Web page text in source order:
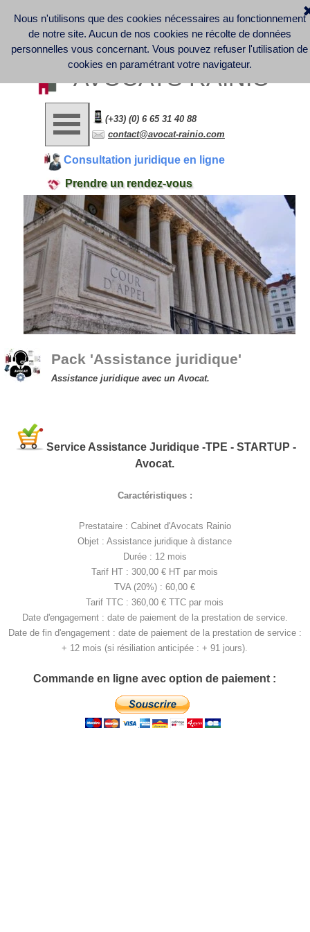
Nous n'utilisons que des cookies nécessaires au fonctionnement
de notre site. Aucun de nos cookies ne récolte de données
personnelles vous concernant. Vous pouvez refuser l'utilisation de
cookies en paramétrant votre navigateur.
Consultation juridique en ligne
Prendre un rendez-vous
traitement des données personnelles
AVOCATS RAINIO
(+33) (0) 6 65 31 40 88
contact@avocat-rainio.com
Discover France Company Launch | French Law office -
Business Law - Contract Law - Digital Law (GDPR) - Labor
Law
Pack 'Assistance juridique'
Assistance juridique avec un Avocat.
Service Assistance Juridique -TPE - STARTUP -
Avocat.
Caractéristiques :
Prestataire : Cabinet d'Avocats Rainio
Objet : Assistance juridique à distance
Durée : 12 mois
Tarif HT : 300,00 € HT par mois
TVA (20%) : 60,00 €
Tarif TTC : 360,00 € TTC par mois
Date d'engagement : date de paiement de la prestation de service.
Date de fin d'engagement : date de paiement de la prestation de service :
+ 12 mois (si résiliation anticipée : + 91 jours).
Commande en ligne avec option de paiement :